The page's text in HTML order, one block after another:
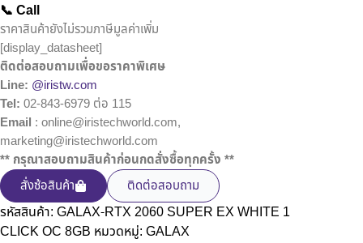
📞 Call
ราคาสินค้ายังไม่รวมภาษีมูลค่าเพิ่ม
[display_datasheet]
ติดต่อสอบถามเพื่อขอราคาพิเศษ
Line: @iristw.com
Tel: 02-843-6979 ต่อ 115
Email : online@iristechworld.com,
marketing@iristechworld.com
** กรุณาสอบถามสินค้าก่อนกดสั่งซื้อทุกครั้ง **
สั่งซ้อสินค้า
ติดต่อสอบถาม
รหัสสินค้า: GALAX-RTX 2060 SUPER EX WHITE 1
CLICK OC 8GB หมวดหมู่: GALAX